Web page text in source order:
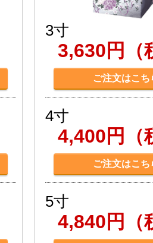
3寸
3,630円（
ご注文はこち
4寸
4,400円（
ご注文はこち
5寸
4,840円（